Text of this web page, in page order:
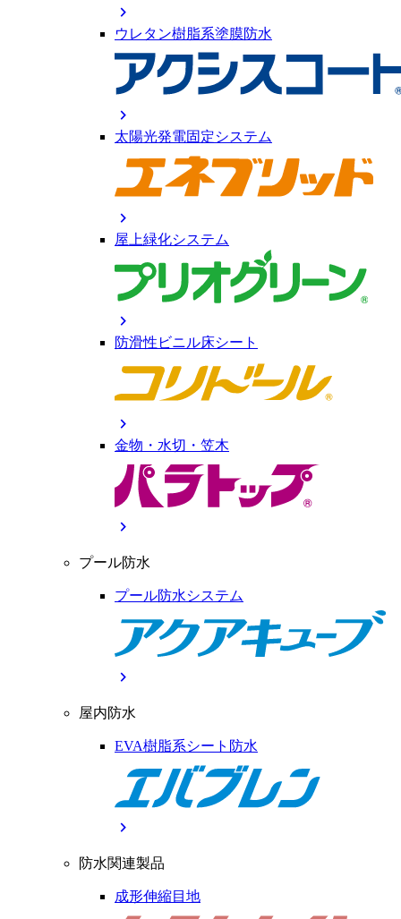
chevron_right
ウレタン樹脂系塗膜防水
chevron_right
太陽光発電固定システム
chevron_right
屋上緑化システム
chevron_right
防滑性ビニル床シート
chevron_right
金物・水切・笠木
chevron_right
プール防水
プール防水システム
chevron_right
屋内防水
EVA樹脂系シート防水
chevron_right
防水関連製品
成形伸縮目地